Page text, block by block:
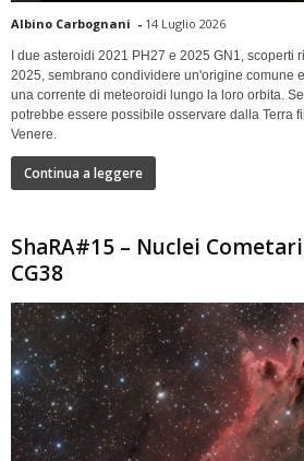
Albino Carbognani - 14 Luglio 2026
I due asteroidi 2021 PH27 e 2025 GN1, scoperti
2025, sembrano condividere un'origine comune
una corrente di meteoroidi lungo la loro orbita.
potrebbe essere possibile osservare dalla Terra
Venere.
Continua a leggere
ShaRA#15 – Nuclei Cometari
CG38